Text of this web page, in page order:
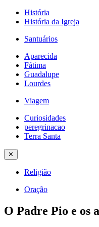
História
História da Igreja
Santuários
Aparecida
Fátima
Guadalupe
Lourdes
Viagem
Curiosidades
peregrinacao
Terra Santa
✕
Religião
Oração
O Padre Pio e os